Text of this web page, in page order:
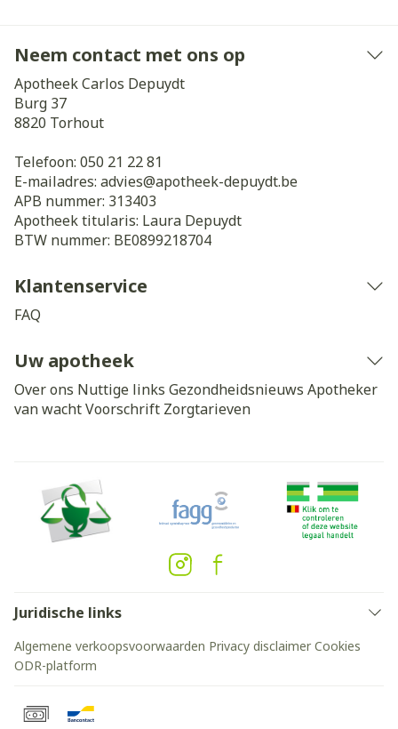
Neem contact met ons op
Apotheek Carlos Depuydt
Burg 37
8820 Torhout
Telefoon: 050 21 22 81
E-mailadres: advies@apotheek-depuydt.be
APB nummer: 313403
Apotheek titularis: Laura Depuydt
BTW nummer: BE0899218704
Klantenservice
FAQ
Uw apotheek
Over ons Nuttige links Gezondheidsnieuws Apotheker
van wachtVoorschrift Zorgtarieven
Juridische links
Algemene verkoopsvoorwaarden Privacy disclaimer Cookies
ODR-platform